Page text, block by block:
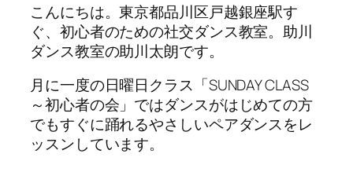
こんにちは。東京都品川区戸越銀座駅す
ぐ、初心者のための社交ダンス教室。助川
ダンス教室の助川太朗です。
月に一度の日曜日クラス「SUNDAY CLASS
～初心者の会」ではダンスがはじめての方
でもすぐに踊れるやさしいペアダンスをレ
ッスンしています。